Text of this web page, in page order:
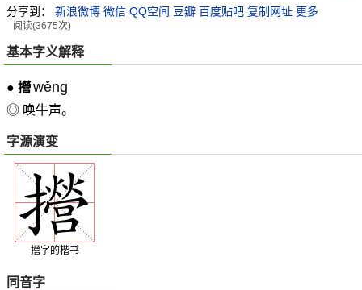
分享到：
新浪微博 微信 QQ空间 豆瓣 百度贴吧 复制网址 更多
阅读(3675次)
基本字义解释
● 攚wěng
◎ 唤牛声。
字源演变
攚字的楷书
同音字